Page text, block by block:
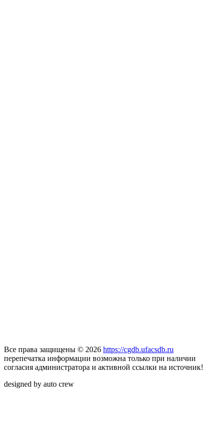
Все права защищены © 2026 https://cgdb.ufacsdb.ru
перепечатка информации возможна только при наличии
согласия администратора и активной ссылки на источник!
designed by auto crew